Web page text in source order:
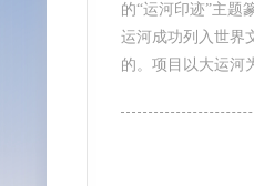
的“运河印迹”主题
运河成功列入世界
的。项目以大运河